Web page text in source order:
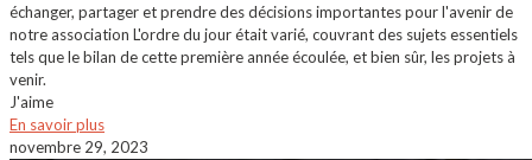
échanger, partager et prendre des décisions importantes pour l'avenir de
notre association L'ordre du jour était varié, couvrant des sujets essentiels
tels que le bilan de cette première année écoulée, et bien sûr, les projets à
venir.
J'aime
En savoir plus
novembre 29, 2023